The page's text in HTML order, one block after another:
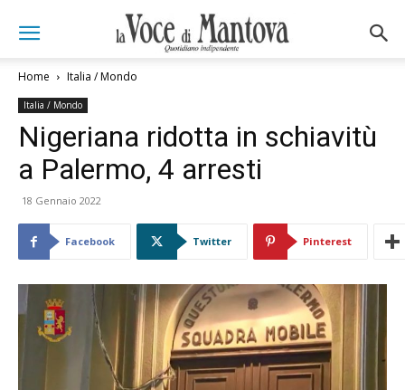
Home Italia / Mondo
Italia / Mondo
Nigeriana ridotta in schiavitù
a Palermo, 4 arresti
18 Gennaio 2022
Facebook Twitter Pinterest